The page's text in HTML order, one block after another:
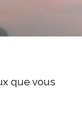
que vous